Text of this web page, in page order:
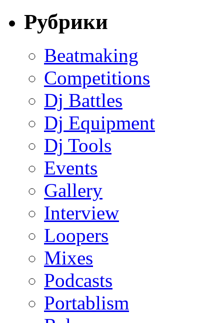
Рубрики
Beatmaking
Competitions
Dj Battles
Dj Equipment
Dj Tools
Events
Gallery
Interview
Loopers
Mixes
Podcasts
Portablism